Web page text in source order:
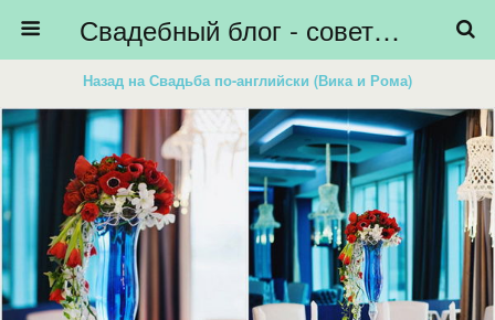
Свадебный блог - советы невестам, подготовка к свадьбе - HiBride
Назад на Свадьба по-английски (Вика и Рома)